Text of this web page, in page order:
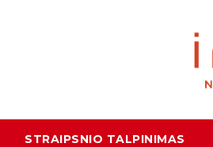
STRAIPSNIO TALPINIMAS